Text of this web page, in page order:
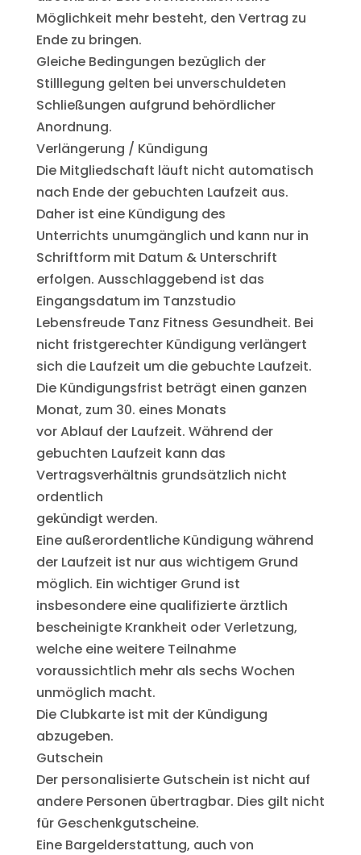
Möglichkeit mehr besteht, den Vertrag zu
Ende zu bringen.
Gleiche Bedingungen bezüglich der
Stilllegung gelten bei unverschuldeten
Schließungen aufgrund behördlicher
Anordnung.
Verlängerung / Kündigung
Die Mitgliedschaft läuft nicht automatisch
nach Ende der gebuchten Laufzeit aus.
Daher ist eine Kündigung des
Unterrichts unumgänglich und kann nur in
Schriftform mit Datum & Unterschrift
erfolgen. Ausschlaggebend ist das
Eingangsdatum im Tanzstudio
Lebensfreude Tanz Fitness Gesundheit. Bei
nicht fristgerechter Kündigung verlängert
sich die Laufzeit um die gebuchte Laufzeit.
Die Kündigungsfrist beträgt einen ganzen
Monat, zum 30. eines Monats
vor Ablauf der Laufzeit. Während der
gebuchten Laufzeit kann das
Vertragsverhältnis grundsätzlich nicht
ordentlich
gekündigt werden.
Eine außerordentliche Kündigung während
der Laufzeit ist nur aus wichtigem Grund
möglich. Ein wichtiger Grund ist
insbesondere eine qualifizierte ärztlich
bescheinigte Krankheit oder Verletzung,
welche eine weitere Teilnahme
voraussichtlich mehr als sechs Wochen
unmöglich macht.
Die Clubkarte ist mit der Kündigung
abzugeben.
Gutschein
Der personalisierte Gutschein ist nicht auf
andere Personen übertragbar. Dies gilt nicht
für Geschenkgutscheine.
Eine Bargelderstattung, auch von